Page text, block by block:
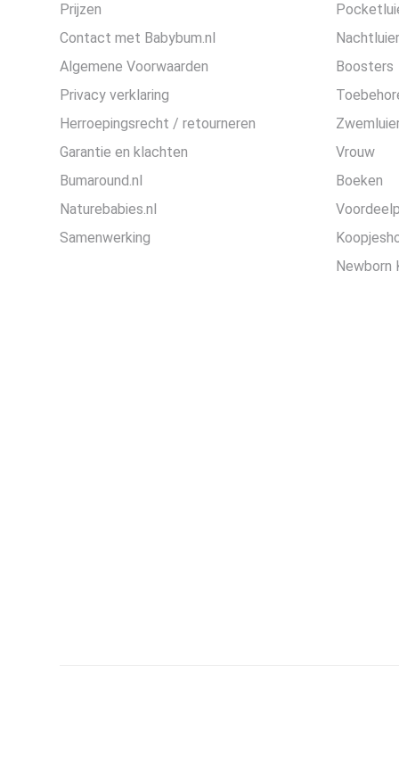
Prijzen
Contact met Babybum.nl
Algemene Voorwaarden
Privacy verklaring
Herroepingsrecht / retourneren
Garantie en klachten
Bumaround.nl
Naturebabies.nl
Samenwerking
Boosters
Vrouw
Boeken
Newborn